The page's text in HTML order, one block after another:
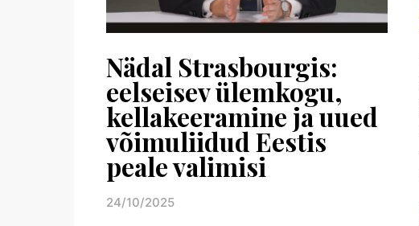
Nädal Strasbourgis:
eelseisev ülemkogu,
kellakeeramine ja uued
võimuliidud Eestis
peale valimisi
Posted on
24/10/2025